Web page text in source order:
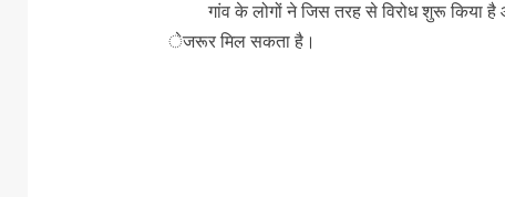
गांव के लोगों ने जिस तरह से विरोध शुरू किया है
ेजरूर मिल सकता है।